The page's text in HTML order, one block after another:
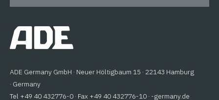
ADE Germany GmbH · Neuer Höltigbaum 15 · 22143 Hamburg
· Germany
Tel +49 40 432776-0 · Fax +49 40 432776-10 · ed.ynamreg-